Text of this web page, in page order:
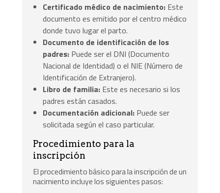
Certificado médico de nacimiento: Este
documento es emitido por el centro médico
donde tuvo lugar el parto.
Documento de identificación de los
padres: Puede ser el DNI (Documento
Nacional de Identidad) o el NIE (Número de
Identificación de Extranjero).
Libro de familia: Este es necesario si los
padres están casados.
Documentación adicional: Puede ser
solicitada según el caso particular.
Procedimiento para la
inscripción
El procedimiento básico para la inscripción de un
nacimiento incluye los siguientes pasos: